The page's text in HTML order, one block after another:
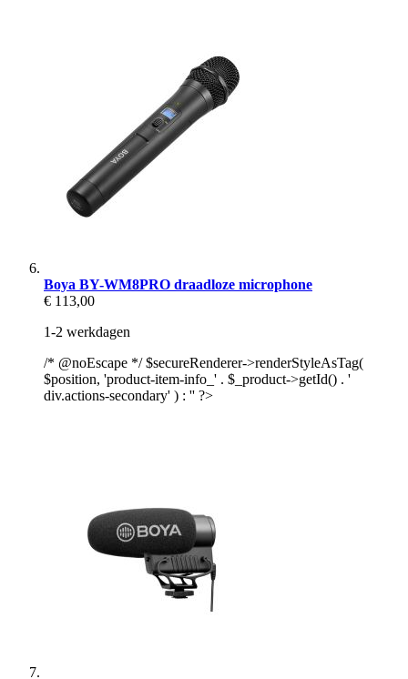
Boya BY-WM8PRO draadloze microphone
€ 113,00
1-2 werkdagen
/* @noEscape */ $secureRenderer->renderStyleAsTag(
$position, 'product-item-info_' . $_product->getId() . '
div.actions-secondary' ) : '' ?>